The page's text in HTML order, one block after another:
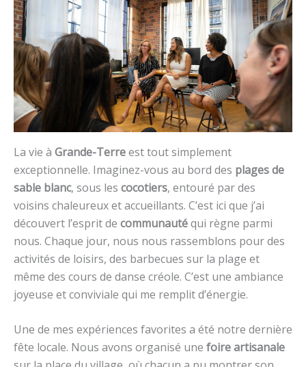
La vie à Grande-Terreest tout simplement
exceptionnelle. Imaginez-vous au bord des plages de
sable blanc, sous les cocotiers, entouré par des
voisins chaleureux et accueillants. C’est ici que j’ai
découvert l’esprit de communautéqui règne parmi
nous. Chaque jour, nous nous rassemblons pour des
activités de loisirs, des barbecues sur la plage et
même des cours de danse créole. C’est une ambiance
joyeuse et conviviale qui me remplit d’énergie.
Une de mes expériences favorites a été notre dernière
fête locale. Nous avons organisé une foire artisanale